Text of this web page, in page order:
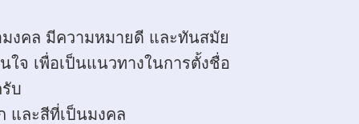
งคล มีความหมายดี และทันสมัย
จ เพื่อเป็นแนวทางในการตั้งชื่อ
บ
และสีที่เป็นมงคล